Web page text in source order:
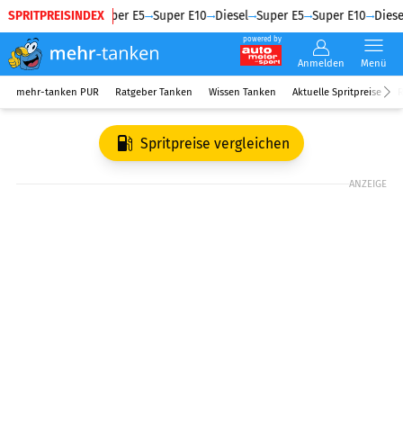
SPRITPREISINDEX
Diesel Super E5 Super E10 Diesel Super E5 Super E10 Diesel
powered by
Anmelden Menü
mehr-tanken PUR Ratgeber Tanken Wissen Tanken Aktuelle Spritpreise
Spritpreise vergleichen
ANZEIGE